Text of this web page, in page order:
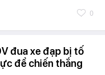
0
đua xe đạp bị tố
để chiến thắng